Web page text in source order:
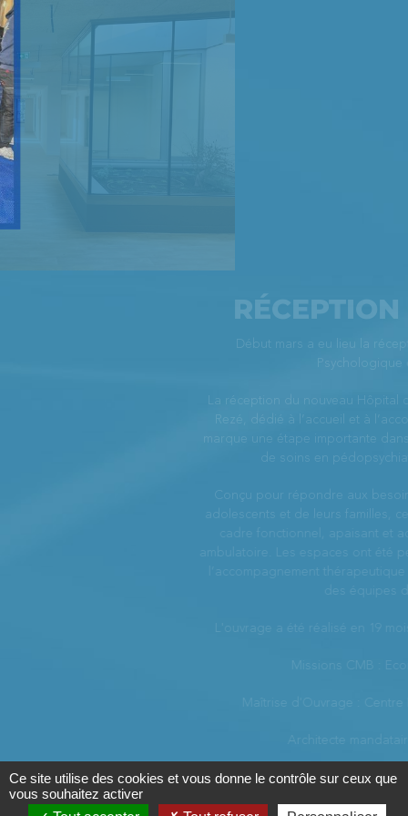
RÉCEPTION CENTRE...
Début mars a eu lieu la réception du Centre Médico-
La réception du nouveau Hôpital de jour Joséphine BAKER de
Rezé, dédié à l’accueil et à l’accompagnement des mineurs,
marque une étape importante dans le développement de l’offre
de soins en pédopsychiatrie sur le territoire.
Conçu pour répondre aux besoins spécifiques des enfants,
adolescents et de leurs familles, ce nouvel équipement offre un
cadre fonctionnel, apaisant et adapté à la prise en charge
ambulatoire. Les espaces ont été pensés pour favoriser l’écoute,
l’accompagnement thérapeutique et le travail pluridisciplinaire
L'ouvrage a été réalisé en 19 mois, le planning est respecté.
Maîtrise d'Ouvrage : Centre Hospitalier Daumézon
Architecte mandataire : A+ Delmas
PLUS D'ACTUALITÉS
Ce site utilise des cookies et vous donne le contrôle sur ceux que
vous souhaitez activer